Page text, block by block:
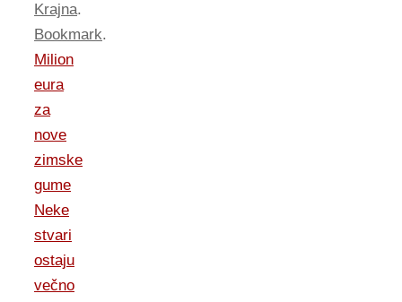
Krajna.
Bookmark.
Milion
eura
za
nove
zimske
gume
Neke
stvari
ostaju
večno